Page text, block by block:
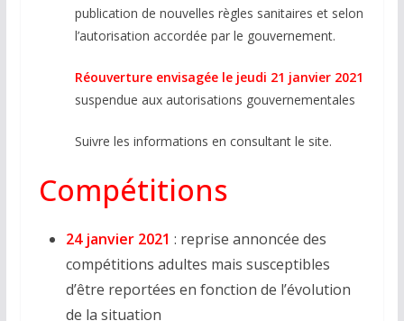
publication de nouvelles règles sanitaires et selon
l’autorisation accordée par le gouvernement.
Réouverture envisagée le jeudi 21 janvier 2021
suspendue aux autorisations gouvernementales
Suivre les informations en consultant le site.
Compétitions
24 janvier 2021 : reprise annoncée des
compétitions adultes mais susceptibles
d’être reportées en fonction de l’évolution
de la situation